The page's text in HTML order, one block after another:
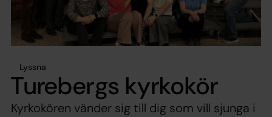
Lyssna
Turebergs kyrkokör
Kyrkokören vänder sig till dig som vill sjunga i